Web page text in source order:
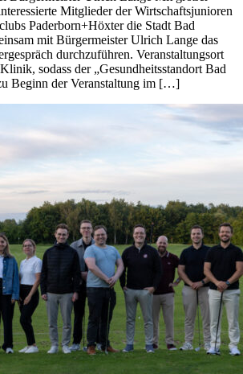
Mitglieder der Wirtschaftsjunioren
Paderborn+Höxter die Stadt Bad
mit Bürgermeister Ulrich Lange das
durchzuführen. Veranstaltungsort
sodass der „Gesundheitsstandort Bad
Beginn der Veranstaltung im […]